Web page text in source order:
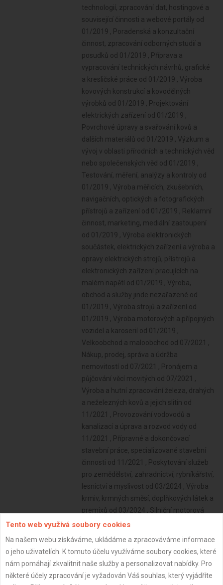
technologií, zpracování dat, hostingové a
související činnosti a webové portály od
01/2019 , Poradenská a konzultační
činnost, zpracování odborných studií a
posudků od 01/2019 , Příprava a
vypracování technických návrhů, grafické
a kresličské práce od 01/2019 , Výroba
kovových konstrukcí a kovodělných
výrobků od 01/2019 , Projektování
elektrických zařízení od 01/2019 ,
Povrchové úpravy a svařování kovů a
dalších materiálů od 01/2019 , Výzkum a
vývoj v oblasti přírodních a technických věd
nebo společenských věd od 01/2019 ,
Testování, měření, analýzy a kontroly od
01/2019 , Výroba měřicích, zkušebních,
navigačních, optických a fotografických
přístrojů a zařízení od 01/2019 , Reklamní
činnost, marketing, mediální zastoupení
od 01/2019 , Výroba elektronických
součástek, elektrických zařízení a výroba a
opravy elektrických strojů, přístrojů a
elektronických zařízení pracujících na
malém napětí od 01/2019 , Výroba,
obchod a služby jinde nezařazené od
01/2019 , Výroba strojů a zařízení od
01/2019 , Výroba motorových a přípojných
vozidel a karoserií od 01/2019 ,
Velkoobchod a maloobchod od 07/2021 ,
Nákup, prodej, správa a údržba
nemovitostí od 07/2021 , Pronájem a
půjčování věcí movitých od 07/2021 ,
Výroba a hutní zpracování železa, drahých
a neželezných kovů a jejich slitin od
11/2021 , Provozování vodovodů a
kanalizací a úprava a rozvod vody od
11/2021 , Přípravné a dokončovací
stavební práce, specializované stavební
činnosti od 11/2021 , Poskytování služeb
pro zemědělství, zahradnictví, rybníkářství,
lesnictví a myslivost od 03/2024 , Výroba
krmiv, krmných směsí, doplňkových látek a
premixů od 03/2024 , Silniční motorová
doprava - nákladní vnitrostátní
soupravami o největší povolené hmotnosti
nepřesahující 3,5 tuny určenými k přepravě
zvířat nebo věcí a nákladní mezinárodní
provozovaná vozidly nebo jízdními
Tento web využívá soubory cookies
Na našem webu získáváme, ukládáme a zpracováváme informace
o jeho uživatelích. K tomuto účelu využíváme soubory cookies, které
nám pomáhají zkvalitnit naše služby a personalizovat nabídky. Pro
některé účely zpracování je vyžadován Váš souhlas, který vyjádříte